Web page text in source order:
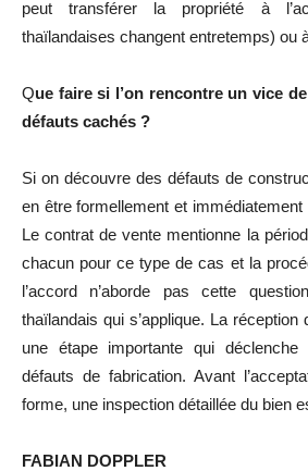
peut transférer la propriété à
thaïlandaises changent entretemps) ou
Que faire si l’on rencontre un vice
défauts cachés ?
Si on découvre des défauts de
en être formellement et immédiatement
Le contrat de vente mentionne la
chacun pour ce type de cas et la
l’accord n’aborde pas cette
thaïlandais qui s’applique. La
une étape importante qui déclenche
défauts de fabrication. Avant
forme, une inspection détaillée du bien
FABIAN DOPPLER